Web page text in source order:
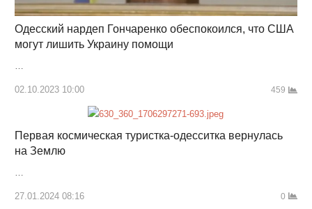
Одесский нардеп Гончаренко обеспокоился, что США
могут лишить Украину помощи
02.10.2023 10:00 459
Первая космическая туристка-одесситка вернулась
на Землю
27.01.2024 08:16 0